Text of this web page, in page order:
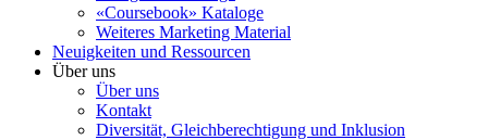
«Coursebook» Kataloge
Weiteres Marketing Material
Neuigkeiten und Ressourcen
Über uns
Über uns
Kontakt
Diversität, Gleichberechtigung und Inklusion